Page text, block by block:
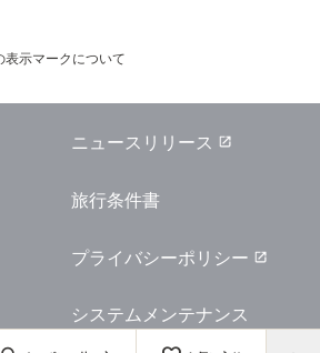
表示マークについて
ニュースリリース
旅行条件書
プライバシーポリシー
システムメンテナンス